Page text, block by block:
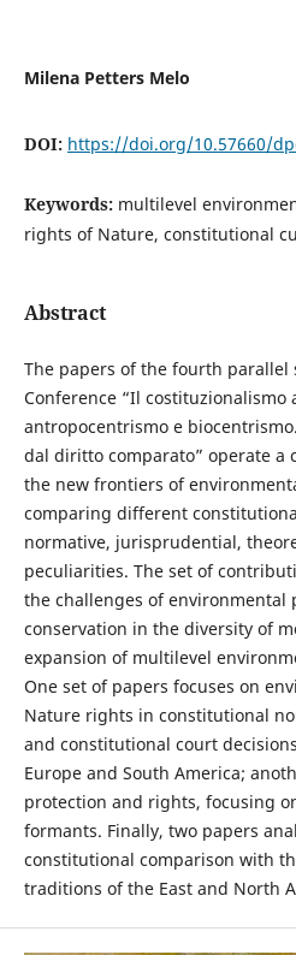
Milena Petters Melo
DOI: https://doi.org/10.57660/
Keywords: multilevel
rights of Nature, constitutional
Abstract
The papers of the fourth parallel
Conference “Il costituzionalismo
antropocentrismo e
dal diritto comparato” operate
the new frontiers of
comparing different
normative, jurisprudential,
peculiarities. The set of
the challenges of environmental
conservation in the diversity of
expansion of multilevel
One set of papers focuses on
Nature rights in constitutional
and constitutional court
Europe and South America;
protection and rights, focusing
formants. Finally, two papers
constitutional comparison with
traditions of the East and North